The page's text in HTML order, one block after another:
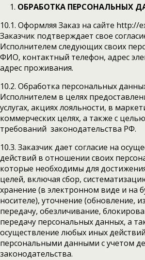
ОБРАБОТКА ПЕРСОНАЛЬНЫХ
10.1. Оформляя Заказ на сайте http://
Заказчик подтверждает свое
Исполнителем следующих своих
ФИО, контактный телефон, адрес
адрес проживания.
10.2. Обработка персональных
Исполнителем в целях
услугах, акциях лояльности, в
коммерческих целях, а также с
требований законодательства РФ.
10.3. Заказчик дает согласие на
действий в отношении своих
которые необходимы для
целей, включая сбор,
хранение (в электронном виде и на
носителе), уточнение (обновление,
передачу, обезличивание,
передачу персональных данных, а
осуществление любых иных
персональными данными с учетом
законодательства.